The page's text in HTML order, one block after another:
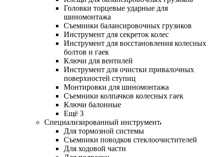
Головки торцевые ударные для
шиномонтажа
Съемники балансировочных грузиков
Инструмент для секреток колес
Инструмент для восстановления колесных
болтов и гаек
Ключи для вентилей
Инструмент для очистки привалочных
поверхностей ступиц
Монтировки для шиномонтажа
Съемники колпачков колесных гаек
Ключи балонные
Ещё 3
Специализированный инструмент
Для тормозной системы
Съемники поводков стеклоочистителей
Для ходовой части